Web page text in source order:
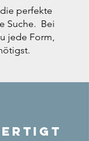
perfekte
Suche. Bei
jede Form,